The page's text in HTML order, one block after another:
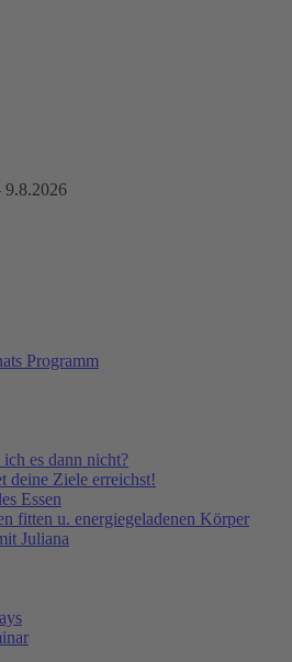
Programm
es dann nicht?
deine Ziele erreichst!
Essen
fitten u. energiegeladenen Körper
Juliana